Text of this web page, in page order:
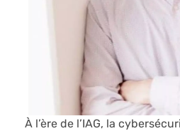
À l’ère de l’IAG, la